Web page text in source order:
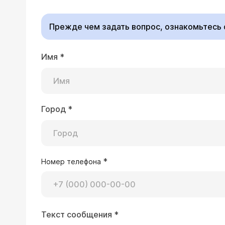
Здравствуйте. Есть миома 7*5 см ,
и по задней стенке матки. Никаких
уменьшить её медикаментозно, а
стенку. восстанавливаться год.
медикаментозное уменьшение -
2 года в норме (кровь,
которой
Без разрезов, без
Добрый вечер. После не большой
Прежде чем задать вопрос, ознакомьтесь
Имя *
Город *
Номер телефона *
Текст сообщения *